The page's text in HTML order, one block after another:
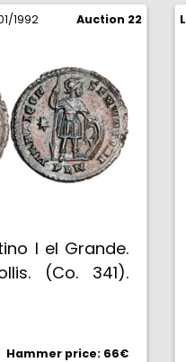
1992 Auction 22
I el Grande.
(Co. 341).
Hammer price: 66€